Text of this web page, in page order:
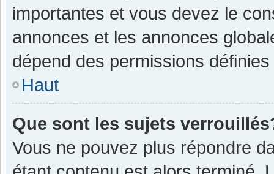
importantes et vous devez le
annonces et les annonces
dépend des permissions définies
Haut
Que sont les sujets
Vous ne pouvez plus répondre